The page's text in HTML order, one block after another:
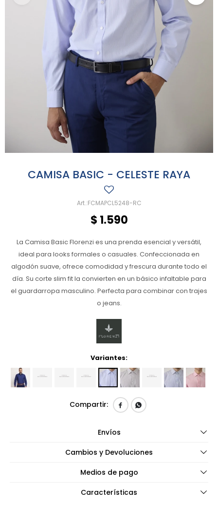
CAMISA BASIC - CELESTE RAYA
FCMAPCL5248-RC
$ 1.590
La Camisa Basic Florenzi es una prenda esencial y versátil,
ideal para looks formales o casuales. Confeccionada en
algodón suave, ofrece comodidad y frescura durante todo el
día. Su corte slim fit la convierten en un básico infaltable para
el guardarropa masculino. Perfecta para combinar con trajes
o jeans.
Variantes:
 
Envíos
Cambios y Devoluciones
Medios de pago
Características